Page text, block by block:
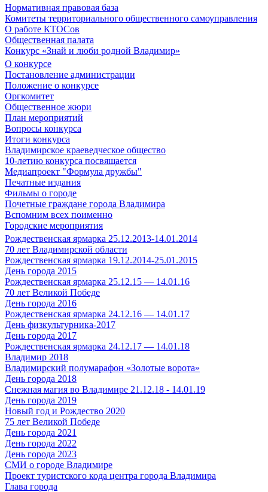
Нормативная правовая база
Комитеты территориального общественного самоуправления
О работе КТОСов
Общественная палата
Конкурс «Знай и люби родной Владимир»
О конкурсе
Постановление администрации
Положение о конкурсе
Оргкомитет
Общественное жюри
План мероприятий
Вопросы конкурса
Итоги конкурса
Владимирское краеведческое общество
10-летию конкурса посвящается
Медиапроект "Формула дружбы"
Печатные издания
Фильмы о городе
Почетные граждане города Владимира
Вспомним всех поименно
Городские мероприятия
Рождественская ярмарка 25.12.2013-14.01.2014
70 лет Владимирской области
Рождественская ярмарка 19.12.2014-25.01.2015
День города 2015
Рождественская ярмарка 25.12.15 — 14.01.16
70 лет Великой Победе
День города 2016
Рождественская ярмарка 24.12.16 — 14.01.17
День физкультурника-2017
День города 2017
Рождественская ярмарка 24.12.17 — 14.01.18
Владимир 2018
Владимирский полумарафон «Золотые ворота»
День города 2018
Снежная магия во Владимире 21.12.18 - 14.01.19
День города 2019
Новый год и Рождество 2020
75 лет Великой Победе
День города 2021
День города 2022
День города 2023
СМИ о городе Владимире
Проект туристского кода центра города Владимира
Глава города